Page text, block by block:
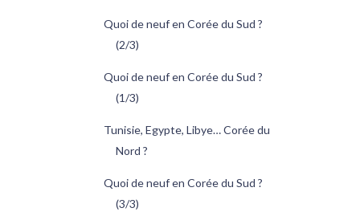
Quoi de neuf en Corée du Sud ?
(2/3)
Quoi de neuf en Corée du Sud ?
(1/3)
Tunisie, Egypte, Libye… Corée du
Nord ?
Quoi de neuf en Corée du Sud ?
(3/3)